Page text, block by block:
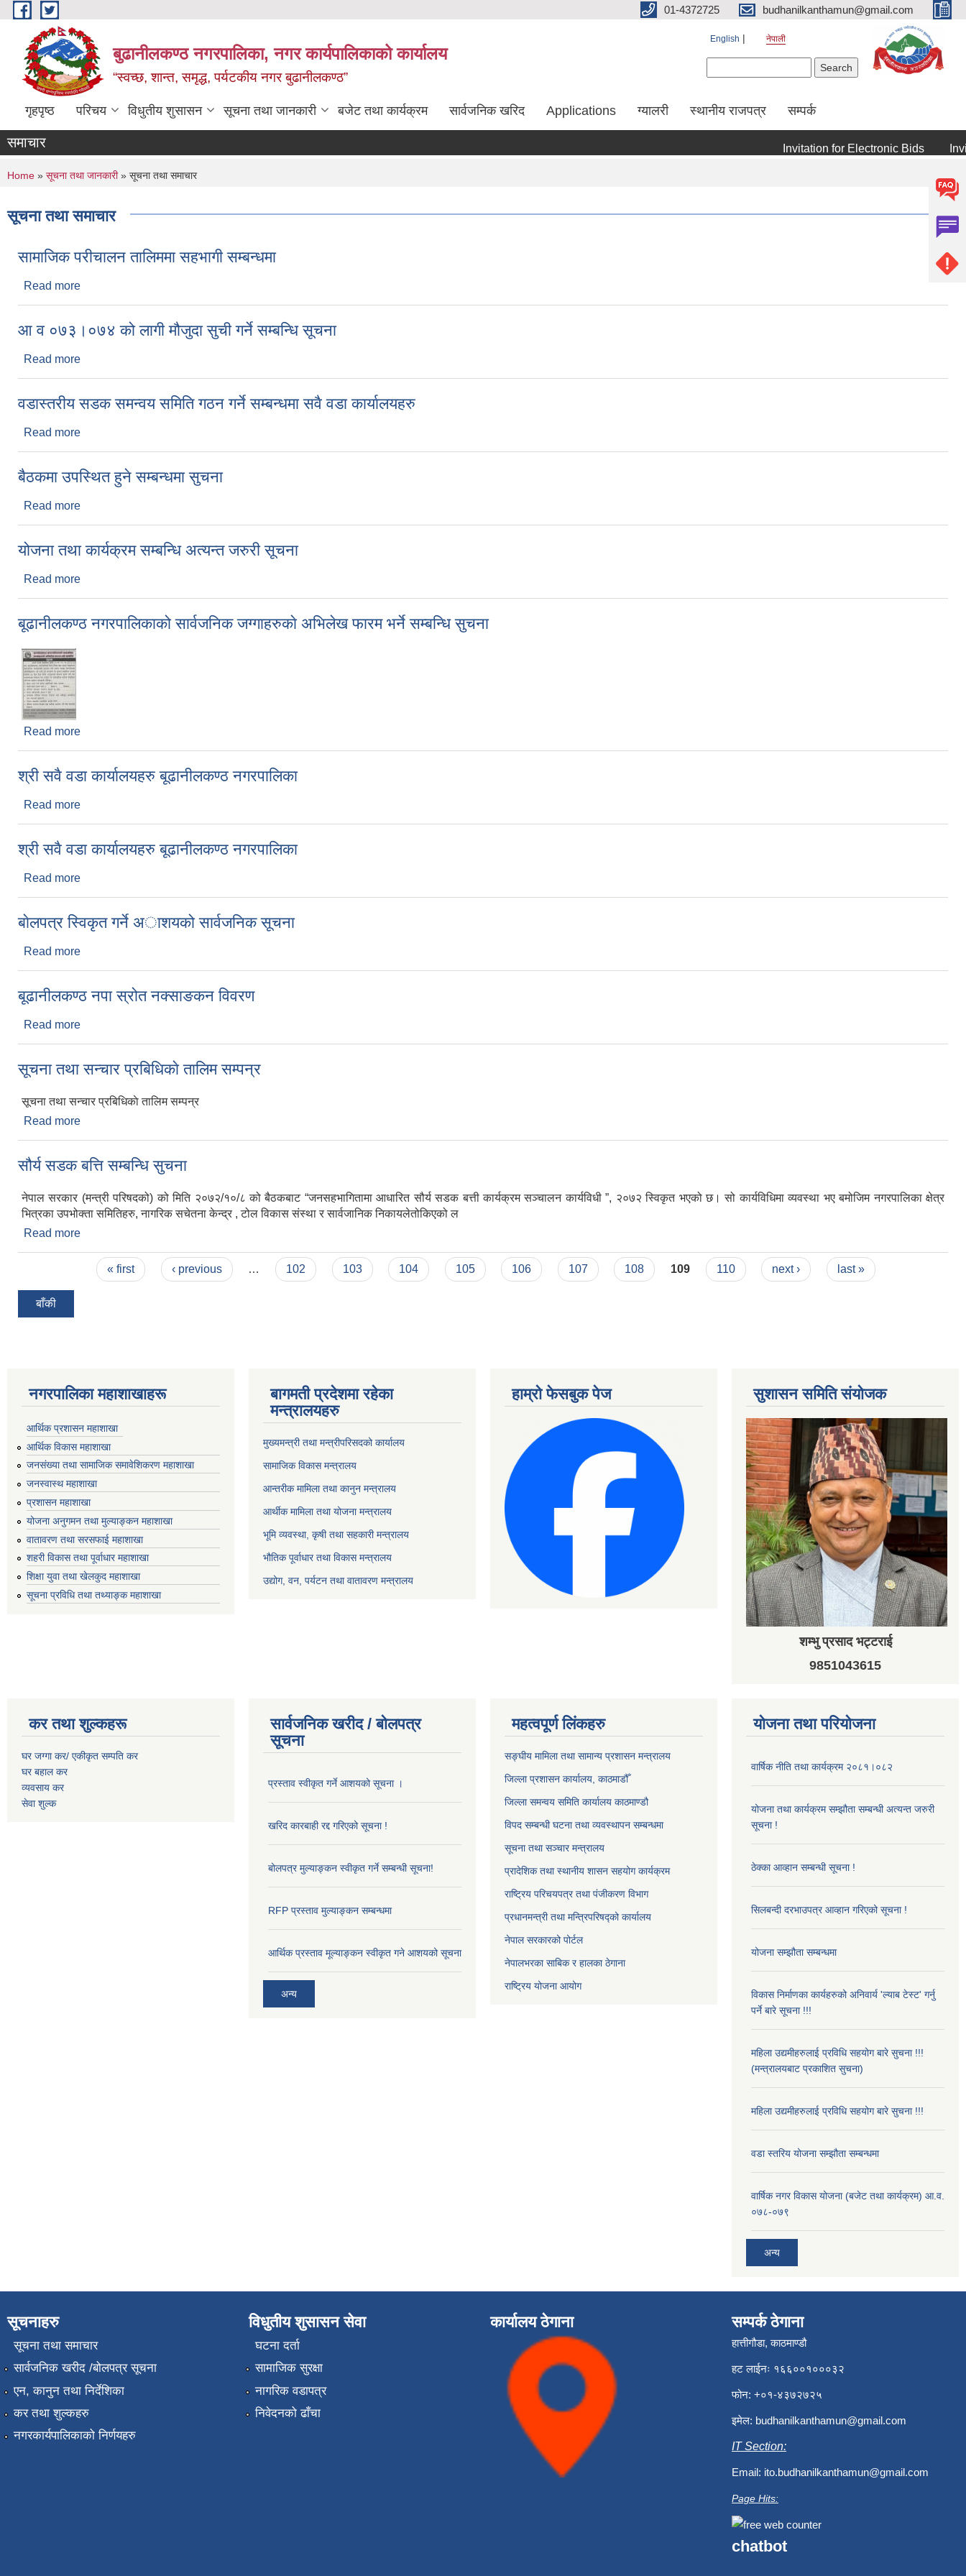
Skip to main content 01-4372725 budhanilkanthamun@gmail.com
बुढानीलकण्ठ नगरपालिका, नगर कार्यपालिकाको कार्यालय
“स्वच्छ, शान्त, समृद्ध, पर्यटकीय नगर बुढानीलकण्ठ”
English नेपाली
गृहपृष्ठ परिचय विधुतीय शुसासन सूचना तथा जानकारी बजेट तथा कार्यक्रम सार्वजनिक खरिद Applications ग्यालरी स्थानीय राजपत्र सम्पर्क
समाचार Invitation for Electronic Bids
You are here
Home » सूचना तथा जानकारी» सूचना तथा समाचार
सूचना तथा समाचार
सामाजिक परीचालन तालिममा सहभागी सम्बन्धमा
Read more
आ व ०७३।०७४ को लागी मौजुदा सुची गर्ने सम्बन्धि सूचना
Read more
वडास्तरीय सडक समन्वय समिति गठन गर्ने सम्बन्धमा सवै वडा कार्यालयहरु
Read more
बैठकमा उपस्थित हुने सम्बन्धमा सुचना
Read more
योजना तथा कार्यक्रम सम्बन्धि अत्यन्त जरुरी सूचना
Read more
बूढानीलकण्ठ नगरपालिकाको सार्वजनिक जग्गाहरुकाे अभिलेख फारम भर्ने सम्बन्धि सुचना
Read more
श्री सवै वडा कार्यालयहरु बूढानीलकण्ठ नगरपालिका
Read more
श्री सवै वडा कार्यालयहरु बूढानीलकण्ठ नगरपालिका
Read more
बाेलपत्र स्विकृत गर्ने अाशयको सार्वजनिक सूचना
Read more
बूढानीलकण्ठ न‍पा स्रोत नक्साङकन विवरण
Read more
सूचना तथा सन्चार प्रबिधिकाे तालिम सम्पन्र
सूचना तथा सन्चार प्रबिधिकाे तालिम सम्पन्र
Read more
सौर्य सडक बत्ति सम्बन्धि सुचना
नेपाल सरकार (मन्त्री परिषदको) को मिति २०७२/१०/८ को बैठकबाट “जनसहभागितामा आधारित सौर्य सडक बत्ती कार्यक्रम सञ्चालन कार्यविधी ”, २०७२ स्विकृत भएको छ। सो कार्यविधिमा व्यवस्था भए बमोजिम नगरपालिका क्षेत्र
भित्रका उपभोक्ता समितिहरु, नागरिक सचेतना केन्द्र , टोल विकास संस्था र सार्वजानिक निकायलेतोकिएको ल
Read more
« first ‹ previous … 102 103 104 105 106 107 108 109 110 next › last »
बाँकी
नगरपालिका महाशाखाहरू
आर्थिक प्रशासन महाशाखा
आर्थिक विकास महाशाखा
जनसंख्या तथा सामाजिक समावेशिकरण महाशाखा
जनस्वास्थ महाशाखा
प्रशासन महाशाखा
योजना अनुगमन तथा मुल्याङ्कन महाशाखा
वातावरण तथा सरसफाई महाशाखा
शहरी विकास तथा पूर्वाधार महाशाखा
शिक्षा युवा तथा खेलकुद महाशाखा
सूचना प्रविधि तथा तथ्याङ्क महाशाखा
बागमती प्रदेशमा रहेका
मन्त्रालयहरु
मुख्यमन्त्री तथा मन्त्रीपरिसदको कार्यालय
सामाजिक विकास मन्त्रालय
आन्तरीक मामिला तथा कानुन मन्त्रालय
आर्थीक मामिला तथा योजना मन्त्रालय
भूमि व्यवस्था, कृषी तथा सहकारी मन्त्रालय
भौतिक पूर्वाधार तथा विकास मन्त्रालय
उद्योग, वन, पर्यटन तथा वातावरण मन्त्रालय
हाम्रो फेसबुक पेज सुशासन समिति संयोजक
शम्भु प्रसाद भट्टराई
9851043615
कर तथा शुल्कहरू
घर जग्गा कर/ एकीकृत सम्पति कर
घर बहाल कर
व्यवसाय कर
सेवा शुल्क
सार्वजनिक खरीद / बोलपत्र
सूचना
प्रस्ताव स्वीकृत गर्ने आशयको सूचना ।
खरिद कारबाही रद्द गरिएको सूचना !
बोलपत्र मुल्याङ्कन स्वीकृत गर्ने सम्बन्धी सूचना!
RFP प्रस्ताव मुल्याङ्कन सम्बन्धमा
आर्थिक प्रस्ताव मूल्याङ्कन स्वीकृत गने आशयको सूचना
अन्य
महत्वपूर्ण लिंकहरु
सङ्‍घीय मामिला तथा सामान्य प्रशासन मन्त्रालय
जिल्ला प्रशासन कार्यालय, काठमाडौँ
जिल्ला समन्वय समिति कार्यालय काठमाण्ड‌ौ
विपद सम्बन्धी घटना तथा व्यवस्थापन सम्बन्धमा
सूचना तथा सञ्चार मन्त्रालय
प्रादेशिक तथा स्थानीय शासन सहयोग कार्यक्रम
राष्ट्रिय परिचयपत्र तथा पंजीकरण विभाग
प्रधानमन्त्री तथा मन्त्रिपरिषद्को कार्यालय
नेपाल सरकारको पोर्टल
नेपालभरका साबिक र हालका ठेगाना
राष्ट्रिय योजना आयोग
योजना तथा परियोजना
वार्षिक नीति तथा कार्यक्रम २०८१।०८२
योजना तथा कार्यक्रम सम्झौता सम्बन्धी अत्यन्त जरुरी
सूचना !
ठेक्का आव्हान सम्बन्धी सूचना !
सिलबन्दी दरभाउपत्र आव्हान गरिएको सूचना !
योजना सम्झौता सम्बन्धमा
विकास निर्माणका कार्यहरुको अनिवार्य 'ल्याब टेस्ट' गर्नु
पर्ने बारे सूचना !!!
महिला उद्यमीहरुलाई प्रविधि सहयोग बारे सुचना !!!
(मन्त्रालयबाट प्रकाशित सुचना)
महिला उद्यमीहरुलाई प्रविधि सहयोग बारे सुचना !!!
वडा स्तरिय योजना सम्झौता सम्बन्धमा
वार्षिक नगर विकास योजना (बजेट तथा कार्यक्रम) आ.व.
०७८-०७९
अन्य
सूचनाहरु
सूचना तथा समाचार
सार्वजनिक खरीद /बोलपत्र सूचना
एन, कानुन तथा निर्देशिका
कर तथा शुल्कहरु
नगरकार्यपालिकाको निर्णयहरु
विधुतीय शुसासन सेवा
घटना दर्ता
सामाजिक सुरक्षा
नागरिक वडापत्र
निवेदनको ढाँचा
कार्यालय ठेगाना सम्पर्क ठेगाना
हात्तीगौडा, काठमाण्डौ
हट लाईनः १६६००१०००३२
फोन: +०१-४३७२७२५
इमेल: budhanilkanthamun@gmail.com
IT Section:
Email: ito.budhanilkanthamun@gmail.com
Page Hits:
chatbot